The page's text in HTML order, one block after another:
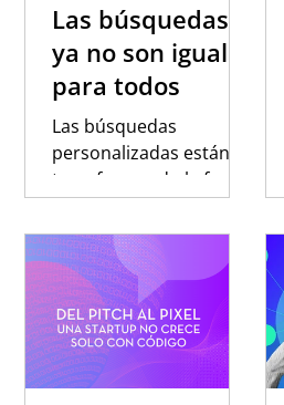
Las búsquedas
ya no son iguales
para todos
Las búsquedas
personalizadas están
transformando la forma
en que Google y las
plataformas de
inteligencia artificial
responden a cada
usuario. Descubrí por
qué la confianza, el
contenido y la
estrategia digital son